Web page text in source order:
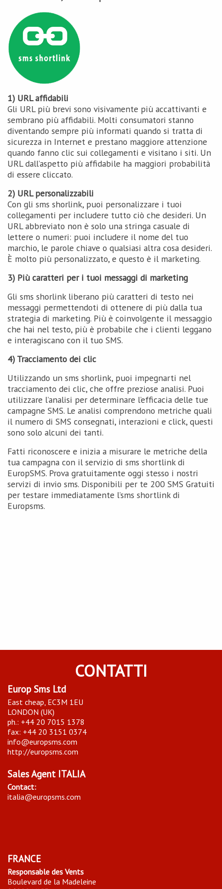
1) URL affidabili
Gli URL più brevi sono visivamente più accattivanti e
sembrano più affidabili. Molti consumatori stanno
diventando sempre più informati quando si tratta di
sicurezza in Internet e prestano maggiore attenzione
quando fanno clic sui collegamenti e visitano i siti. Un
URL dall’aspetto più affidabile ha maggiori probabilità
di essere cliccato.
2) URL personalizzabili
Con gli sms shorlink, puoi personalizzare i tuoi
collegamenti per includere tutto ciò che desideri. Un
URL abbreviato non è solo una stringa casuale di
lettere o numeri: puoi includere il nome del tuo
marchio, le parole chiave o qualsiasi altra cosa desideri.
È molto più personalizzato, e questo è il marketing.
3) Più caratteri per i tuoi messaggi di marketing
Gli sms shorlink liberano più caratteri di testo nei
messaggi permettendoti di ottenere di più dalla tua
strategia di marketing. Più è coinvolgente il messaggio
che hai nel testo, più è probabile che i clienti leggano
e interagiscano con il tuo SMS.
4) Tracciamento dei clic
Utilizzando un sms shorlink, puoi impegnarti nel
tracciamento dei clic, che offre preziose analisi. Puoi
utilizzare l’analisi per determinare l’efficacia delle tue
campagne SMS. Le analisi comprendono metriche quali
il numero di SMS consegnati, interazioni e click, questi
sono solo alcuni dei tanti.
Fatti riconoscere e inizia a misurare le metriche della
tua campagna con il servizio di sms shortlink di
EuropSMS. Prova gratuitamente oggi stesso i nostri
servizi di invio sms. Disponibili per te 200 SMS Gratuiti
per testare immediatamente l’sms shortlink di
Europsms.
CONTATTI
Europ Sms Ltd
East cheap, EC3M 1EU
LONDON (UK)
ph.: +44 20 7015 1378
fax: +44 20 3151 0374
info@europsms.com
http://europsms.com
Sales Agent ITALIA
Contact:
italia@europsms.com
FRANCE
Responsable des Vents
Boulevard de la Madeleine